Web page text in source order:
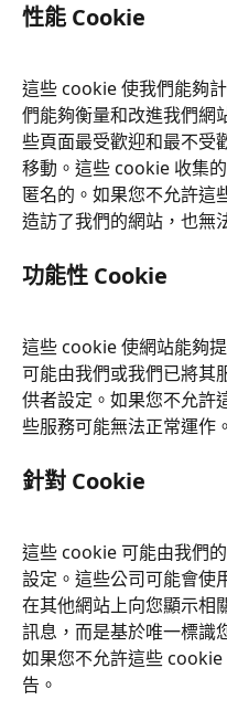
性能 Cookie
這些 cookie 使我們能夠
們能夠衡量和改進我們網
些頁面最受歡迎和最不受
移動。這些 cookie 收集
匿名的。如果您不允許這
造訪了我們的網站，也無
功能性 Cookie
這些 cookie 使網站能夠
可能由我們或我們已將其
供者設定。如果您不允許
些服務可能無法正常運作。
針對 Cookie
這些 cookie 可能由我們
設定。這些公司可能會使
在其他網站上向您顯示相
訊息，而是基於唯一標識
如果您不允許這些
告。